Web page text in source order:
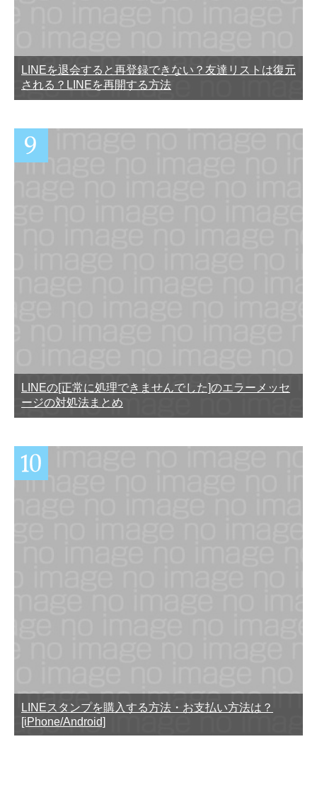
LINEを退会すると再登録できない？友達リストは復元
される？LINEを再開する方法
LINEの[正常に処理できませんでした]のエラーメッセ
ージの対処法まとめ
LINEスタンプを購入する方法・お支払い方法は？
[iPhone/Android]